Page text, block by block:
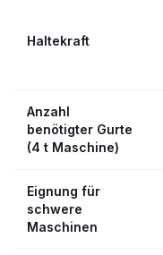
Haltekraft
Anzahl
benötigter Gurte
(4 t Maschine)
Eignung für
schwere
Maschinen